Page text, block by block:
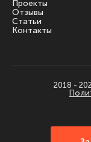
Проекты
Отзывы
Статьи
Контакты
2018 -